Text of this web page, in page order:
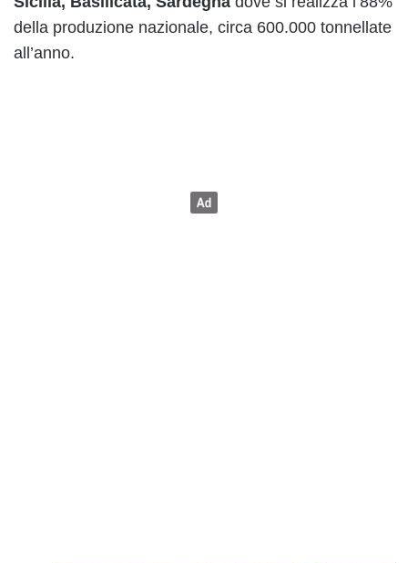
della produzione nazionale, circa 600.000 tonnellate
all’anno.